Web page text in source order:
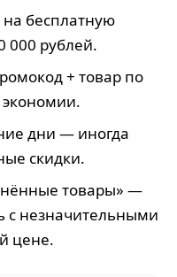
бесплатную
000 рублей.
+ товар по
экономии.
дни — иногда
скидки.
товары» —
с незначительными
цене.